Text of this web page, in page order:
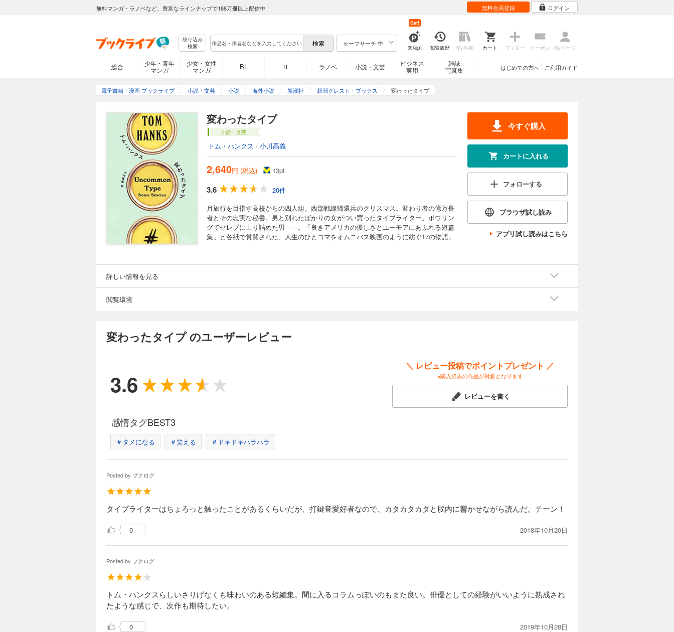
無料マンガ・ラノベなど、豊富なラインナップで188万冊以上配信中！ 無料会員登録 ログイン
絞り込み
検索
セーフサーチ 中
来店pt
Get!
閲覧履歴 My本棚 カート フォロー クーポン Myページ
総合
少年・青年
マンガ
少女・女性
マンガ
BL TL ラノベ 小説・文芸
ビジネス
実用
雑誌
写真集
ご利用ガイド
はじめての方へ
電子書籍・漫画 ブックライブ 小説・文芸 小説 海外小説 新潮社 新潮クレスト・ブックス 変わったタイプ
変わったタイプ
小説・文芸
トム・ハンクス / 小川高義
2,640円 (税込) 13pt
3.6
20件
月旅行を目指す高校からの四人組。西部戦線帰還兵のクリスマス。変わり者の億万長
者とその忠実な秘書。男と別れたばかりの女がつい買ったタイプライター。ボウリン
グでセレブに上り詰めた男――。「良きアメリカの優しさとユーモアにあふれる短篇
集」と各紙で賞賛された、人生のひとコマをオムニバス映画のように紡ぐ17の物語。
今すぐ購入
カートに入れる
フォローする
ブラウザ試し読み
アプリ試し読みはこちら
詳しい情報を見る
閲覧環境
変わったタイプ のユーザーレビュー
3.6
＼ レビュー投稿でポイントプレゼント ／
※購入済みの作品が対象となります
レビューを書く
感情タグBEST3
＃タメになる ＃笑える ＃ドキドキハラハラ
Posted by ブクログ
タイプライターはちょろっと触ったことがあるくらいだが、打鍵音愛好者なので、カタカタカタと脳内に響かせながら読んだ。チーン！
0 2018年10月20日
Posted by ブクログ
トム・ハンクスらしいさりげなくも味わいのある短編集。間に入るコラムっぽいのもまた良い。俳優としての経験がいいように熟成され
たような感じで、次作も期待したい。
0 2019年10月28日